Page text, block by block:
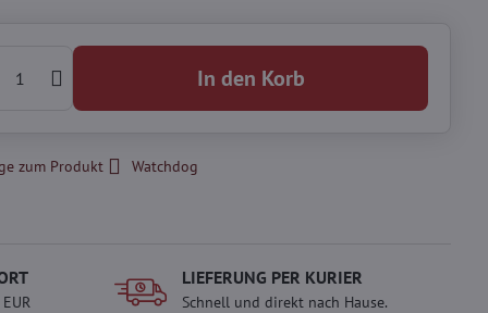
In den Korb
zum Produkt Watchdog
LIEFERUNG PER KURIER
Schnell und direkt nach Hause.